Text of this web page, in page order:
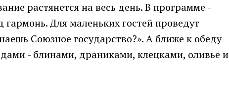
растянется на весь день. В программе -
Для маленьких гостей проведут
Союзное государство?». А ближе к обеду
- блинами, драниками, клецками, оливье и